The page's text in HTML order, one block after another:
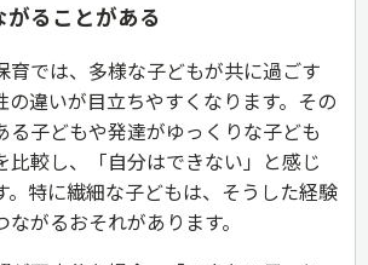
ることがある
育では、多様な子どもが共に過ごす
の違いが目立ちやすくなります。その
る子どもや発達がゆっくりな子ども
比較し、「自分はできない」と感じ
。特に繊細な子どもは、そうした経験
がるおそれがあります。